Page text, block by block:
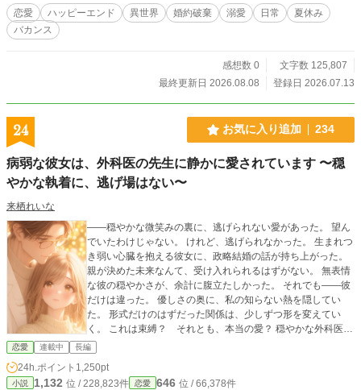
であるアナベルが、新しい婚約者であるイーサンとその家族
との楽しい時間を過ごす中で、自分の中から生まれる感情と
み」いたします？！〜』開幕です。
恋愛 ハッピーエンド 異世界 婚約破棄 溺愛 日常
夏休み
バカンス
感想数 0
文字数 125,807
最終更新日 2026.08.08
登録日 2026.07.13
24 お気に入り追加 234
病弱な彼女は、外科医の先生に静かに愛されています 〜穏
やかな執着に、逃げ場はない〜
来栖れいな
――穏やかな微笑みの裏に、逃げられない愛があった。 望ん
でいたわけじゃない。 けれど、逃げられなかった。 生まれつ
き弱い心臓を抱える彼女に、政略結婚の話が持ち上がった。
親が決めた未来なんて、受け入れられるはずがない。 無表情
な彼の穏やかさが、余計に腹立たしかった。 それでも――彼
だけは違った。 優しさの奥に、私の知らない熱を隠してい
た。 形式だけのはずだった関係は、少しずつ形を変えてい
く。 これは束縛？ それとも、本当の愛？ 穏やかな外科医に
包まれていく、静かで深い恋の物語。 ※この物語はフィクシ
ョンです。 登場する人物・団体・名称・出来事などはすべて
架空であり、実在のものとは一切関係ありません。
恋愛 連載中 長編
24h.ポイント 1,250pt
小説 1,132 位 / 228,823件 恋愛 646 位 / 66,378件